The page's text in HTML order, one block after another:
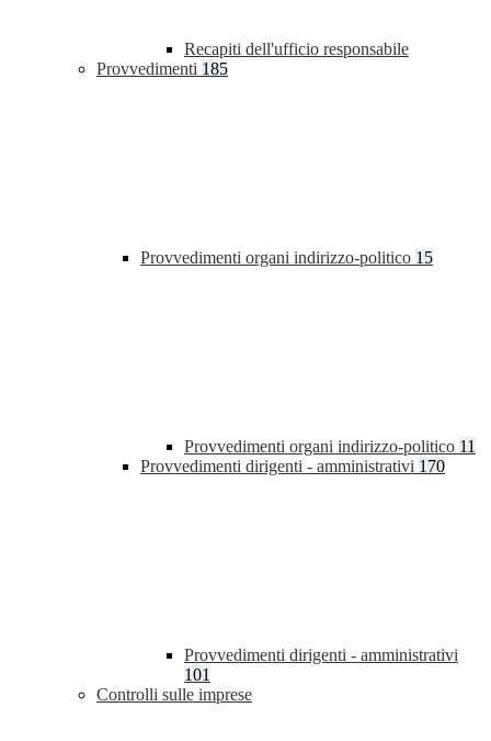
Recapiti dell'ufficio responsabile
Provvedimenti 185
Provvedimenti organi indirizzo-politico 15
Provvedimenti organi indirizzo-politico 11
Provvedimenti dirigenti - amministrativi 170
Provvedimenti dirigenti - amministrativi
101
Controlli sulle imprese